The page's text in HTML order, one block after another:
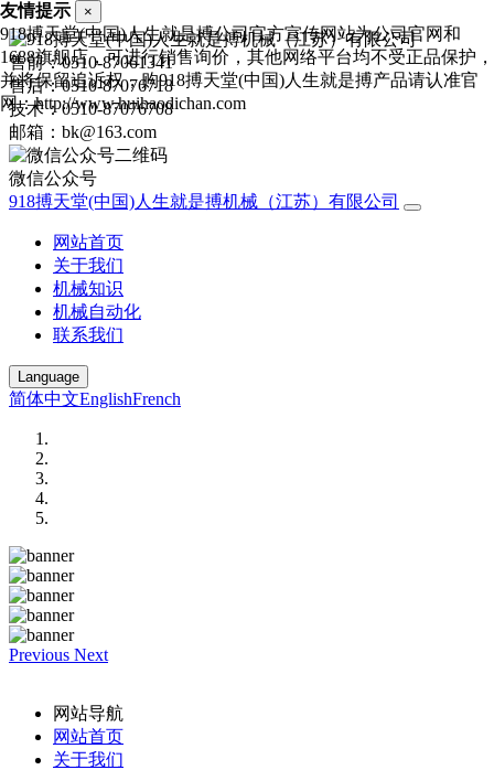
售前：0510-87061341
售后：0510-87076718
技术：0510-87076708
邮箱：bk@163.com
微信公众号
918搏天堂(中国)人生就是搏机械（江苏）有限公司
网站首页
关于我们
机械知识
机械自动化
联系我们
Language
简体中文EnglishFrench
Previous Next
网站导航
网站首页
关于我们
友情提示 ×
918搏天堂(中国)人生就是搏公司官方宣传网站为公司官网和
1688旗舰店，可进行销售询价，其他网络平台均不受正品保护，
并将保留追诉权，购918搏天堂(中国)人生就是搏产品请认准官
网：http://www.huihaodichan.com